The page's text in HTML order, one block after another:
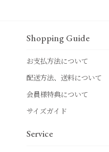
Shopping Guide
お支払方法について
配送方法、送料について
会員様特典について
サイズガイド
Service